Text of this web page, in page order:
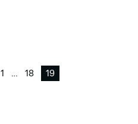
1 … 18 19